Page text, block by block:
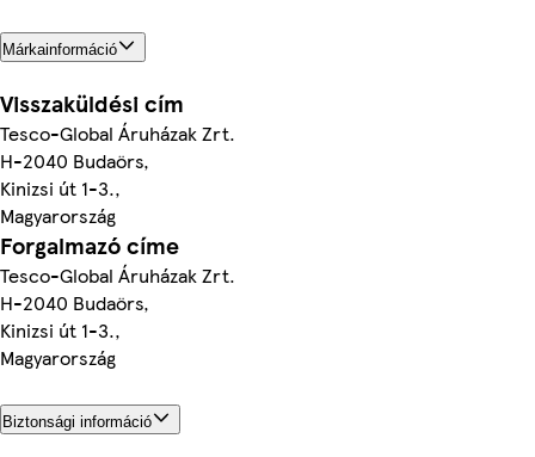
Márkainformáció
Visszaküldési cím
Tesco-Global Áruházak Zrt.
H-2040 Budaörs,
Kinizsi út 1-3.,
Magyarország
Forgalmazó címe
Tesco-Global Áruházak Zrt.
H-2040 Budaörs,
Kinizsi út 1-3.,
Magyarország
Biztonsági információ